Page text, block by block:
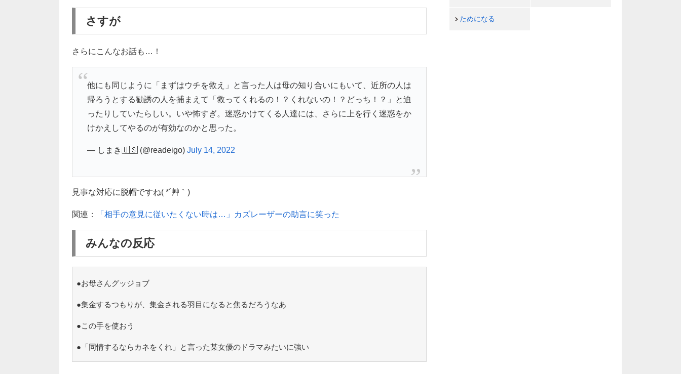
さすが
さらにこんなお話も…！
他にも同じように「まずはウチを救え」と言った人は母の知り合いにもいて、近所の人は
帰ろうとする勧誘の人を捕まえて「救ってくれるの！？くれないの！？どっち！？」と迫
ったりしていたらしい。いや怖すぎ。迷惑かけてくる人達には、さらに上を行く迷惑をか
けかえしてやるのが有効なのかと思った。
— しまき🇺🇸 (@readeigo) July 14, 2022
見事な対応に脱帽ですね( *´艸｀)
関連： 「相手の意見に従いたくない時は…」カズレーザーの助言に笑った
みんなの反応
●お母さんグッジョブ
●集金するつもりが、集金される羽目になると焦るだろうなあ
●この手を使おう
●「同情するならカネをくれ」と言った某女優のドラマみたいに強い
ためになる